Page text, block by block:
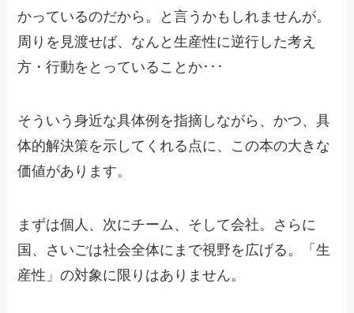
かっているのだから。と言うかもしれませんが。
周りを見渡せば、なんと生産性に逆行した考え
方・行動をとっていることか･･･
そういう身近な具体例を指摘しながら、かつ、具
体的解決策を示してくれる点に、この本の大きな
価値があります。
まずは個人、次にチーム、そして会社。さらに
国、さいごは社会全体にまで視野を広げる。「生
産性」の対象に限りはありません。